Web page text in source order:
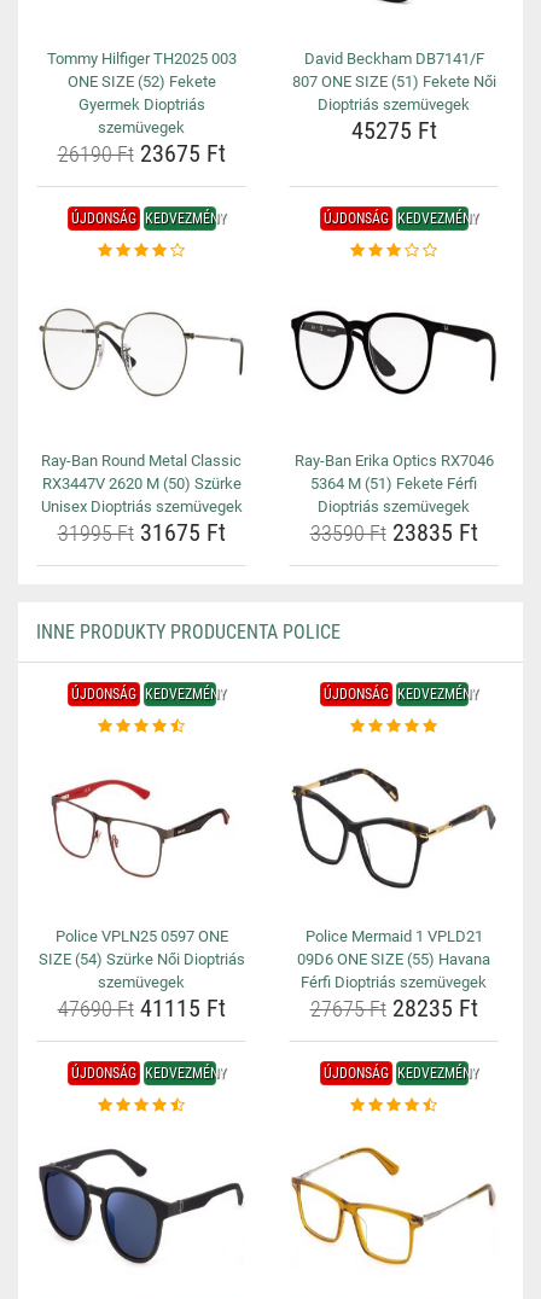
Tommy Hilfiger TH2025 003
ONE SIZE (52) Fekete
Gyermek Dioptriás
szemüvegek
26190 Ft23675 Ft
David Beckham DB7141/F
807 ONE SIZE (51) Fekete Női
Dioptriás szemüvegek
45275 Ft
ÚJDONSÁG KEDVEZMÉNY
Ray-Ban Round Metal Classic
RX3447V 2620 M (50) Szürke
Unisex Dioptriás szemüvegek
31995 Ft31675 Ft
ÚJDONSÁG KEDVEZMÉNY
Ray-Ban Erika Optics RX7046
5364 M (51) Fekete Férfi
Dioptriás szemüvegek
33590 Ft23835 Ft
INNE PRODUKTY PRODUCENTA POLICE
ÚJDONSÁG KEDVEZMÉNY
Police VPLN25 0597 ONE
SIZE (54) Szürke Női Dioptriás
szemüvegek
47690 Ft41115 Ft
ÚJDONSÁG KEDVEZMÉNY
Police Mermaid 1 VPLD21
09D6 ONE SIZE (55) Havana
Férfi Dioptriás szemüvegek
27675 Ft28235 Ft
ÚJDONSÁG KEDVEZMÉNY ÚJDONSÁG KEDVEZMÉNY